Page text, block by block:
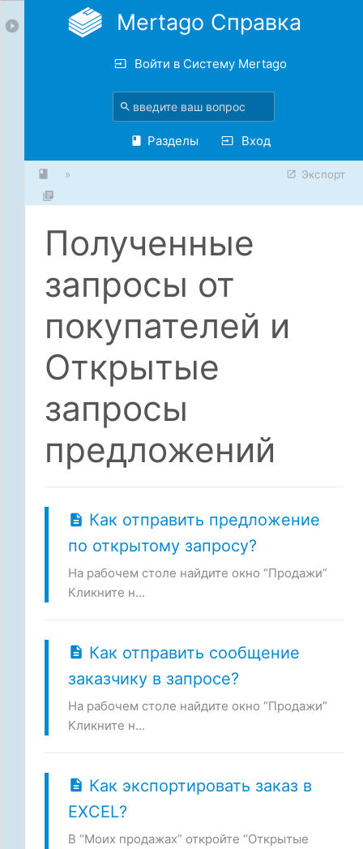
Mertago Справка
Войти в Систему Mertago
Разделы Вход
» Экспорт
Полученные
запросы от
покупателей и
Открытые
запросы
предложений
Как отправить предложение
по открытому запросу?
На рабочем столе найдите окно “Продажи”
Кликните н...
Как отправить сообщение
заказчику в запросе?
На рабочем столе найдите окно “Продажи”
Кликните н...
Как экспортировать заказ в
EXCEL?
В “Моих продажах” откройте “Открытые